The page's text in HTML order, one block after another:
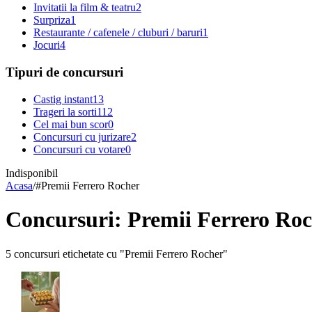
Invitatii la film & teatru2
Surpriza1
Restaurante / cafenele / cluburi / baruri1
Jocuri4
Tipuri de concursuri
Castig instant13
Trageri la sorti112
Cel mai bun scor0
Concursuri cu jurizare2
Concursuri cu votare0
Indisponibil
Acasa/#Premii Ferrero Rocher
Concursuri: Premii Ferrero
5 concursuri etichetate cu "Premii Ferrero Rocher"